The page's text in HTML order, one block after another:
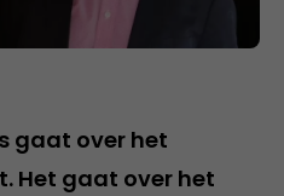
gaat over het
Het gaat over het